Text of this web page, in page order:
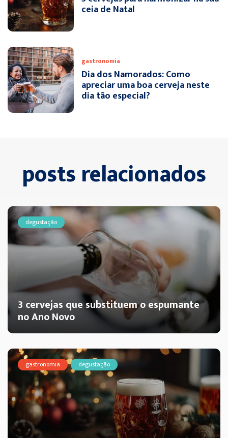
ceia de Natal
gastronomia
Dia dos Namorados: Como
apreciar uma boa cerveja neste
dia tão especial?
posts relacionados
degustação
3 cervejas que substituem o espumante
no Ano Novo
gastronomia degustação